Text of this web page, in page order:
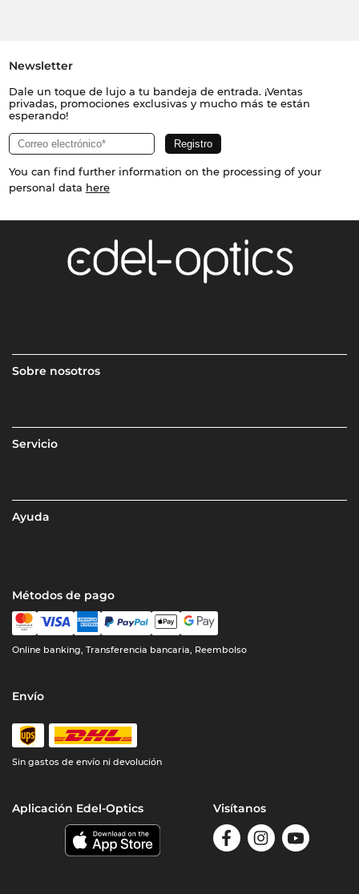
Newsletter
Dale un toque de lujo a tu bandeja de entrada. ¡Ventas
privadas, promociones exclusivas y mucho más te están
esperando!
You can find further information on the processing of your
personal data here
Sobre nosotros
Servicio
Ayuda
Métodos de pago
Online banking, Transferencia bancaria, Reembolso
Envío
Sin gastos de envío ni devolución
Aplicación Edel-Optics Visítanos